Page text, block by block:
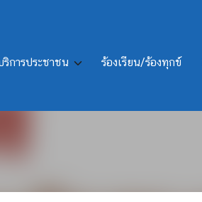
ริการประชาชน ร้องเรียน/ร้องทุกข์
นักงานส่วนท้องถิ่นให้